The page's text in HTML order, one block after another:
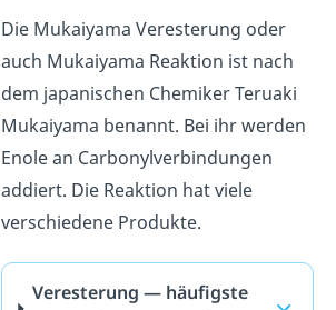
Die Mukaiyama Veresterung oder
auch Mukaiyama Reaktion ist nach
dem japanischen Chemiker Teruaki
Mukaiyama benannt. Bei ihr werden
Enole an Carbonylverbindungen
addiert. Die Reaktion hat viele
verschiedene Produkte.
Veresterung — häufigste